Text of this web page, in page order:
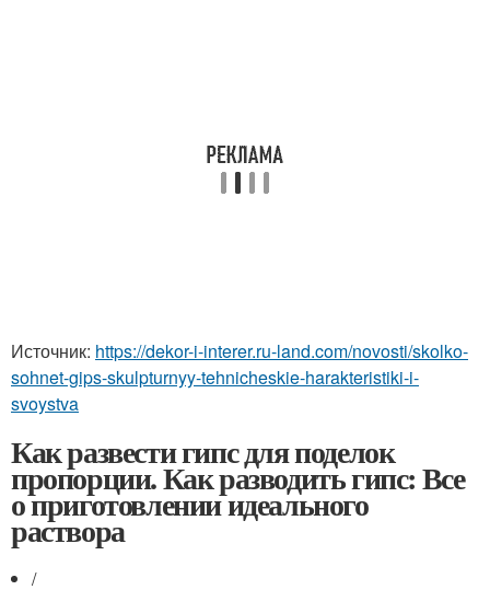
Источник: https://dekor-i-interer.ru-land.com/novosti/skolko-
sohnet-gips-skulpturnyy-tehnicheskie-harakteristiki-i-
svoystva
Как развести гипс для поделок
пропорции. Как разводить гипс: Все
о приготовлении идеального
раствора
/